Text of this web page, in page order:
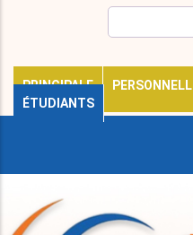
PRINCIPALE
ÉTUDIANTS